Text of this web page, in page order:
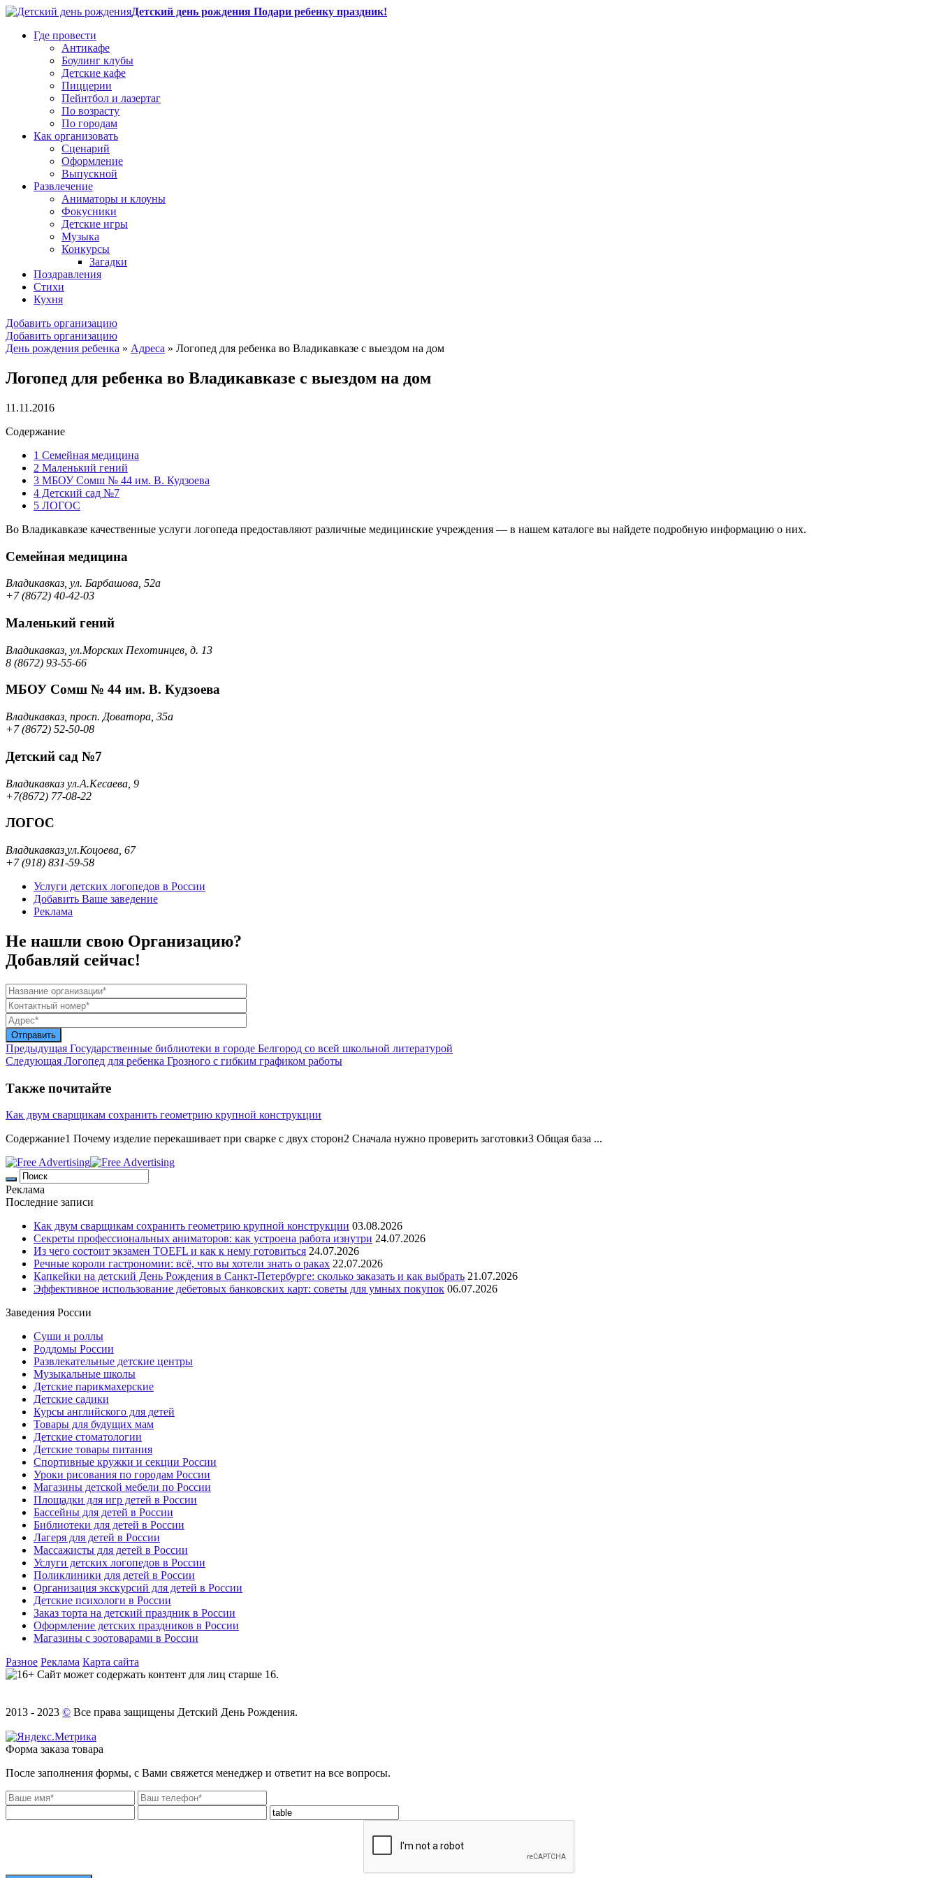
Детский день рождения Подари ребенку праздник!
Где провести
Антикафе
Боулинг клубы
Детские кафе
Пиццерии
Пейнтбол и лазертаг
По возрасту
По городам
Как организовать
Сценарий
Оформление
Выпускной
Развлечение
Аниматоры и клоуны
Фокусники
Детские игры
Музыка
Конкурсы
Загадки
Поздравления
Стихи
Кухня
Добавить организацию
Добавить организацию
День рождения ребенка » Адреса » Логопед для ребенка во Владикавказе с выездом на дом
Логопед для ребенка во Владикавказе с выездом на дом
11.11.2016
Содержание
1 Семейная медицина
2 Маленький гений
3 МБОУ Сомш № 44 им. В. Кудзоева
4 Детский сад №7
5 ЛОГОС
Во Владикавказе качественные услуги логопеда предоставляют различные медицинские учреждения — в нашем каталоге вы найдете подробную информацию о них.
Семейная медицина
Владикавказ, ул. Барбашова, 52а
+7 (8672) 40-42-03
Маленький гений
Владикавказ, ул.Морских Пехотинцев, д. 13
8 (8672) 93-55-66
МБОУ Сомш № 44 им. В. Кудзоева
Владикавказ, просп. Доватора, 35а
+7 (8672) 52-50-08
Детский сад №7
Владикавказ ул.А.Кесаева, 9
+7(8672) 77-08-22
ЛОГОС
Владикавказ,ул.Коцоева, 67
+7 (918) 831-59-58
Услуги детских логопедов в России
Добавить Ваше заведение
Реклама
Не нашли свою Организацию?
Добавляй сейчас!
Предыдущая Государственные библиотеки в городе Белгород со всей школьной литературой
Следующая Логопед для ребенка Грозного с гибким графиком работы
Также почитайте
Как двум сварщикам сохранить геометрию крупной конструкции
Содержание1 Почему изделие перекашивает при сварке с двух сторон2 Сначала нужно проверить заготовки3 Общая база ...
Реклама
Последние записи
Как двум сварщикам сохранить геометрию крупной конструкции 03.08.2026
Секреты профессиональных аниматоров: как устроена работа изнутри 24.07.2026
Из чего состоит экзамен TOEFL и как к нему готовиться 24.07.2026
Речные короли гастрономии: всё, что вы хотели знать о раках 22.07.2026
Капкейки на детский День Рождения в Санкт-Петербурге: сколько заказать и как выбрать 21.07.2026
Эффективное использование дебетовых банковских карт: советы для умных покупок 06.07.2026
Заведения России
Суши и роллы
Роддомы России
Развлекательные детские центры
Музыкальные школы
Детские парикмахерские
Детские садики
Курсы английского для детей
Товары для будущих мам
Детские стоматологии
Детские товары питания
Спортивные кружки и секции России
Уроки рисования по городам России
Магазины детской мебели по России
Площадки для игр детей в России
Бассейны для детей в России
Библиотеки для детей в России
Лагеря для детей в России
Массажисты для детей в России
Услуги детских логопедов в России
Поликлиники для детей в России
Организация экскурсий для детей в России
Детские психологи в России
Заказ торта на детский праздник в России
Оформление детских праздников в России
Магазины с зоотоварами в России
Разное Реклама Карта сайта
Сайт может содержать контент для лиц старше 16.
2013 - 2023 © Все права защищены Детский День Рождения.
Форма заказа товара
После заполнения формы, с Вами свяжется менеджер и ответит на все вопросы.